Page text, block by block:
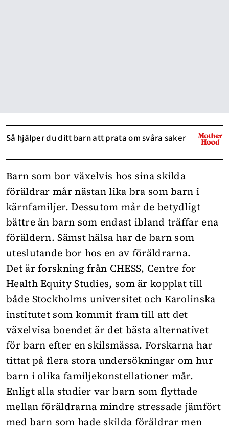
Så hjälper du ditt barn att prata om svåra saker
Barn som bor växelvis hos sina skilda
föräldrar mår nästan lika bra som barn i
kärnfamiljer. Dessutom mår de betydligt
bättre än barn som endast ibland träffar ena
föräldern. Sämst hälsa har de barn som
uteslutande bor hos en av föräldrarna.
Det är forskning från CHESS, Centre for
Health Equity Studies, som är kopplat till
både Stockholms universitet och Karolinska
institutet som kommit fram till att det
växelvisa boendet är det bästa alternativet
för barn efter en skilsmässa. Forskarna har
tittat på flera stora undersökningar om hur
barn i olika familjekonstellationer mår.
Enligt alla studier var barn som flyttade
mellan föräldrarna mindre stressade jämfört
med barn som hade skilda föräldrar men